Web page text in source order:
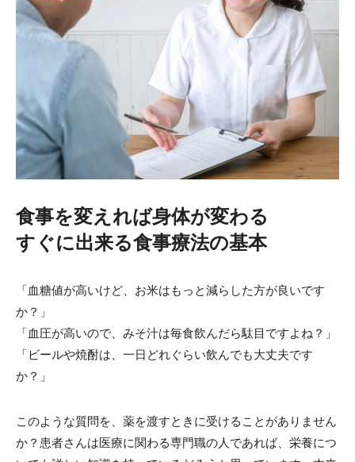
食事を変えれば身体が変わる
すぐに出来る食事療法の基本
「血糖値が高いけど、お米はもっと減らした方が良いです
か？」
「血圧が高いので、みそ汁は毎食飲んだら駄目ですよね？」
「ビールや焼酎は、一日どれぐらい飲んでも大丈夫です
か？」
このような質問を、薬を渡すときに受けることがありません
か？患者さんは医療に関わる専門職の人であれば、栄養につ